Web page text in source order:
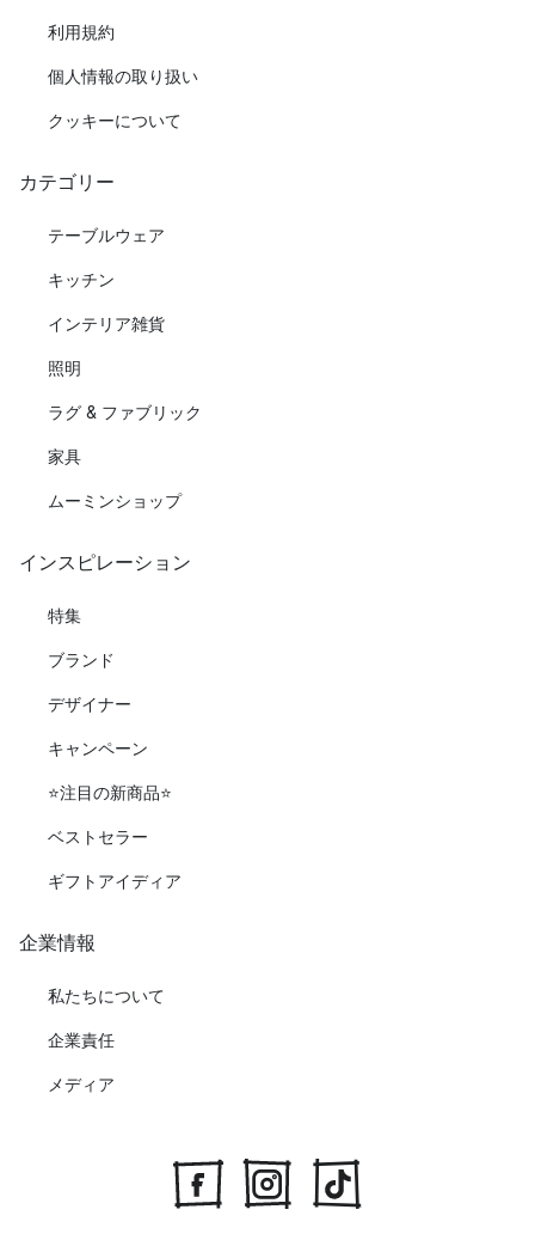
利用規約
個人情報の取り扱い
クッキーについて
カテゴリー
テーブルウェア
キッチン
インテリア雑貨
照明
ラグ & ファブリック
家具
ムーミンショップ
インスピレーション
特集
ブランド
デザイナー
キャンペーン
⭐️注目の新商品⭐️
ベストセラー
ギフトアイディア
企業情報
私たちについて
企業責任
メディア